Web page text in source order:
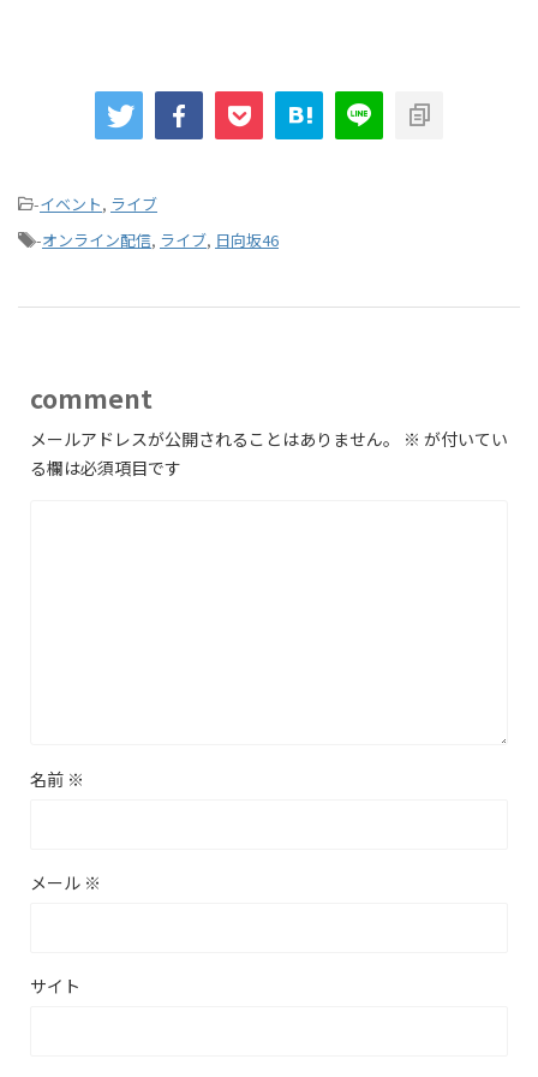
-イベント, ライブ
-オンライン配信, ライブ, 日向坂46
comment
メールアドレスが公開されることはありません。 ※ が付いてい
る欄は必須項目です
名前 ※
メール ※
サイト